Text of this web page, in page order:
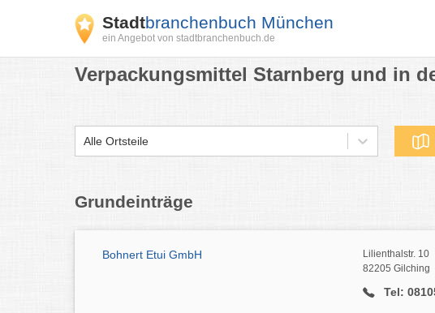
Stadtbranchenbuch München
ein Angebot von stadtbranchenbuch.de
Verpackungsmittel Starnberg und in
Alle Ortsteile
Grundeinträge
Bohnert Etui GmbH
Lilienthalstr. 10
82205 Gilching
Tel: